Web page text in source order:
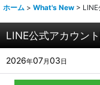
ホーム > What's New >
LINE公式アカウン
2026年07月03日